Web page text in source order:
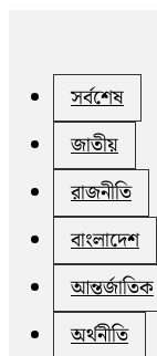
সর্বশেষ
জাতীয়
রাজনীতি
বাংলাদেশ
আন্তর্জাতিক
অর্থনীতি